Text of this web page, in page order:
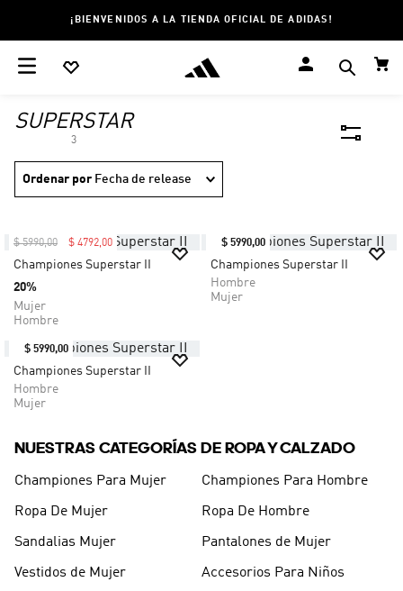
¡BIENVENIDOS A LA TIENDA OFICIAL DE ADIDAS!
SUPERSTAR
3
Ordenar por Fecha de release
$ 5990,00 $ 4792,00
Championes Superstar II
20%
Mujer
Hombre
$ 5990,00
Championes Superstar II
Hombre
Mujer
$ 5990,00
Championes Superstar II
Hombre
Mujer
NUESTRAS CATEGORÍAS DE ROPA Y CALZADO
Championes Para Mujer Championes Para Hombre
Ropa De Mujer Ropa De Hombre
Sandalias Mujer Pantalones de Mujer
Vestidos de Mujer Accesorios Para Niños